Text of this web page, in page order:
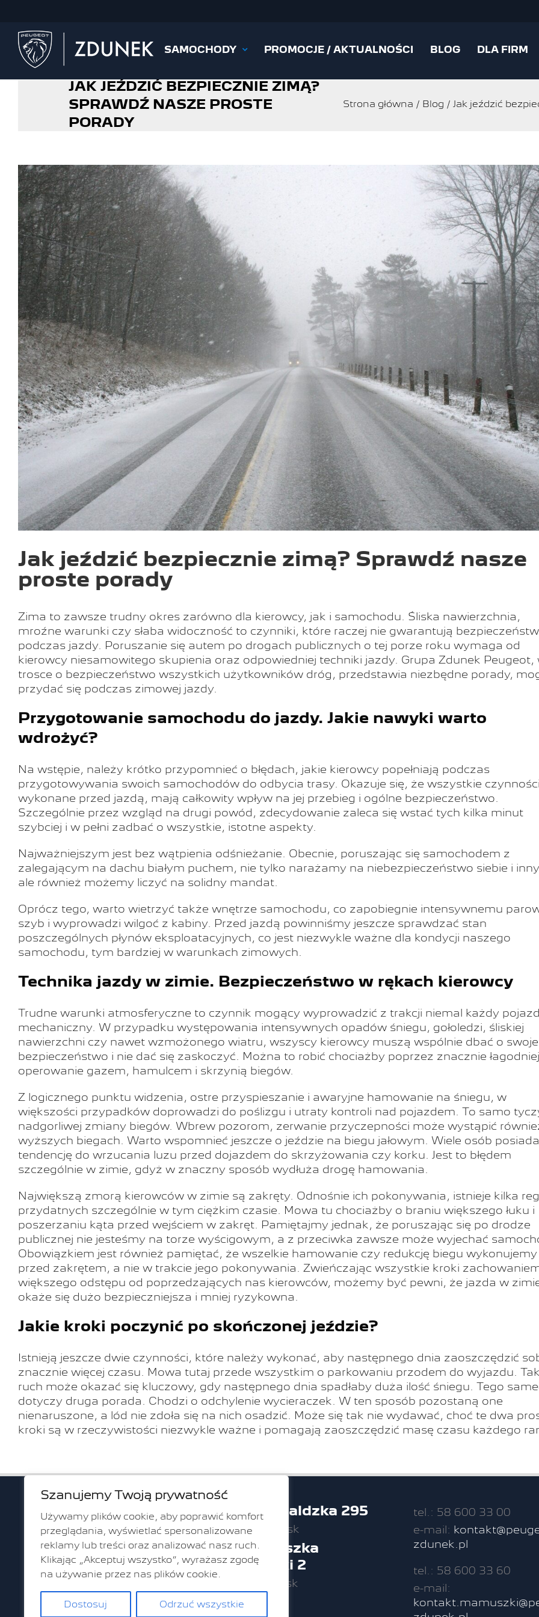
Szanujemy Twoją prywatność
Używamy plików cookie, aby poprawić komfort
przeglądania, wyświetlać spersonalizowane
reklamy lub treści oraz analizować nasz ruch.
Klikając „Akceptuj wszystko”, wyrażasz zgodę
na używanie przez nas plików cookie.
Dostosuj Odrzuć wszystkie
zawartości
SAMOCHODY PROMOCJE / AKTUALNOŚCI BLOG DLA FIRM
JAK JEŹDZIĆ BEZPIECZNIE ZIMĄ?
SPRAWDŹ NASZE PROSTE
PORADY
Strona główna / Blog / Jak jeździć
Pokaż
większy
obrazek
Jak jeździć bezpiecznie zimą? Sprawdź nasze
proste porady
Zima to zawsze trudny okres zarówno dla kierowcy, jak i samochodu. Śliska nawierzchnia,
mroźne warunki czy słaba widoczność to czynniki, które raczej nie gwarantują
podczas jazdy. Poruszanie się autem po drogach publicznych o tej porze roku wymaga od
kierowcy niesamowitego skupienia oraz odpowiedniej techniki jazdy. Grupa Zdunek Peugeot,
trosce o bezpieczeństwo wszystkich użytkowników dróg, przedstawia niezbędne porady,
przydać się podczas zimowej jazdy.
Przygotowanie samochodu do jazdy. Jakie nawyki warto
wdrożyć?
Na wstępie, należy krótko przypomnieć o błędach, jakie kierowcy popełniają podczas
przygotowywania swoich samochodów do odbycia trasy. Okazuje się, że wszystkie czynności
wykonane przed jazdą, mają całkowity wpływ na jej przebieg i ogólne bezpieczeństwo.
Szczególnie przez wzgląd na drugi powód, zdecydowanie zaleca się wstać tych kilka minut
szybciej i w pełni zadbać o wszystkie, istotne aspekty.
Najważniejszym jest bez wątpienia odśnieżanie. Obecnie, poruszając się samochodem z
zalegającym na dachu białym puchem, nie tylko narażamy na niebezpieczeństwo siebie i
ale również możemy liczyć na solidny mandat.
Oprócz tego, warto wietrzyć także wnętrze samochodu, co zapobiegnie intensywnemu
szyb i wyprowadzi wilgoć z kabiny. Przed jazdą powinniśmy jeszcze sprawdzać stan
poszczególnych płynów eksploatacyjnych, co jest niezwykle ważne dla kondycji naszego
samochodu, tym bardziej w warunkach zimowych.
Technika jazdy w zimie. Bezpieczeństwo w rękach kierowcy
Trudne warunki atmosferyczne to czynnik mogący wyprowadzić z trakcji niemal każdy pojazd
mechaniczny. W przypadku występowania intensywnych opadów śniegu, gołoledzi, śliskiej
nawierzchni czy nawet wzmożonego wiatru, wszyscy kierowcy muszą wspólnie dbać o swoje
bezpieczeństwo i nie dać się zaskoczyć. Można to robić chociażby poprzez znacznie
operowanie gazem, hamulcem i skrzynią biegów.
Z logicznego punktu widzenia, ostre przyspieszanie i awaryjne hamowanie na śniegu, w
większości przypadków doprowadzi do poślizgu i utraty kontroli nad pojazdem. To samo
nadgorliwej zmiany biegów. Wbrew pozorom, zerwanie przyczepności może wystąpić
wyższych biegach. Warto wspomnieć jeszcze o jeździe na biegu jałowym. Wiele osób posiada
tendencję do wrzucania luzu przed dojazdem do skrzyżowania czy korku. Jest to błędem
szczególnie w zimie, gdyż w znaczny sposób wydłuża drogę hamowania.
Największą zmorą kierowców w zimie są zakręty. Odnośnie ich pokonywania, istnieje kilka
przydatnych szczególnie w tym ciężkim czasie. Mowa tu chociażby o braniu większego łuku i
poszerzaniu kąta przed wejściem w zakręt. Pamiętajmy jednak, że poruszając się po drodze
publicznej nie jesteśmy na torze wyścigowym, a z przeciwka zawsze może wyjechać
Obowiązkiem jest również pamiętać, że wszelkie hamowanie czy redukcję biegu wykonujemy
przed zakrętem, a nie w trakcie jego pokonywania. Zwieńczając wszystkie kroki
większego odstępu od poprzedzających nas kierowców, możemy być pewni, że jazda w
okaże się dużo bezpieczniejsza i mniej ryzykowna.
Jakie kroki poczynić po skończonej jeździe?
Istnieją jeszcze dwie czynności, które należy wykonać, aby następnego dnia zaoszczędzić
znacznie więcej czasu. Mowa tutaj przede wszystkim o parkowaniu przodem do wyjazdu.
ruch może okazać się kluczowy, gdy następnego dnia spadłaby duża ilość śniegu. Tego
dotyczy druga porada. Chodzi o odchylenie wycieraczek. W ten sposób pozostaną one
nienaruszone, a lód nie zdoła się na nich osadzić. Może się tak nie wydawać, choć te dwa
kroki są w rzeczywistości niezwykle ważne i pomagają zaoszczędzić masę czasu każdego
ul. Grunwaldzka 295
80-314 Gdańsk
ul. Franciszka
Mamuszki 2
80-178 Gdańsk
tel.: 58 600 33 00
e-mail:
zdunek.pl
tel.: 58 600 33 60
e-mail: